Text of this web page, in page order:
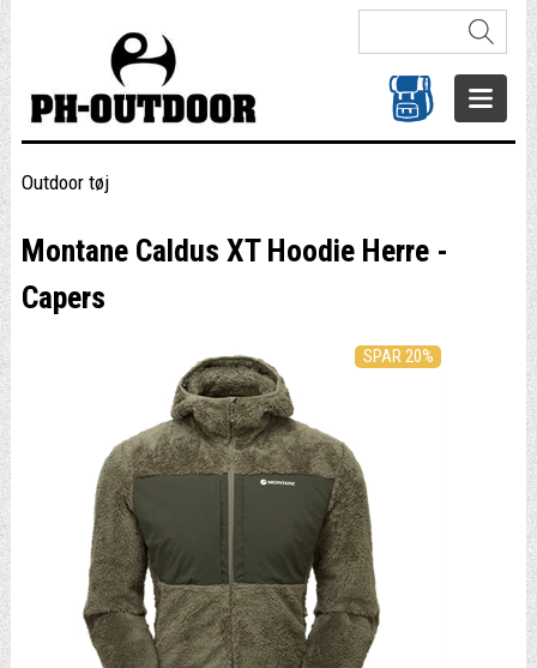
Outdoor tøj
Montane Caldus XT Hoodie Herre -
Capers
SPAR 20%